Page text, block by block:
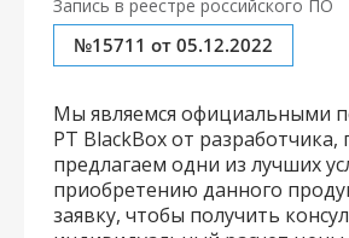
Запись в реестре российского ПО
№15711 от 05.12.2022
Мы являемся официальными
PT BlackBox от разработчика,
предлагаем одни из лучших
приобретению данного
заявку, чтобы получить